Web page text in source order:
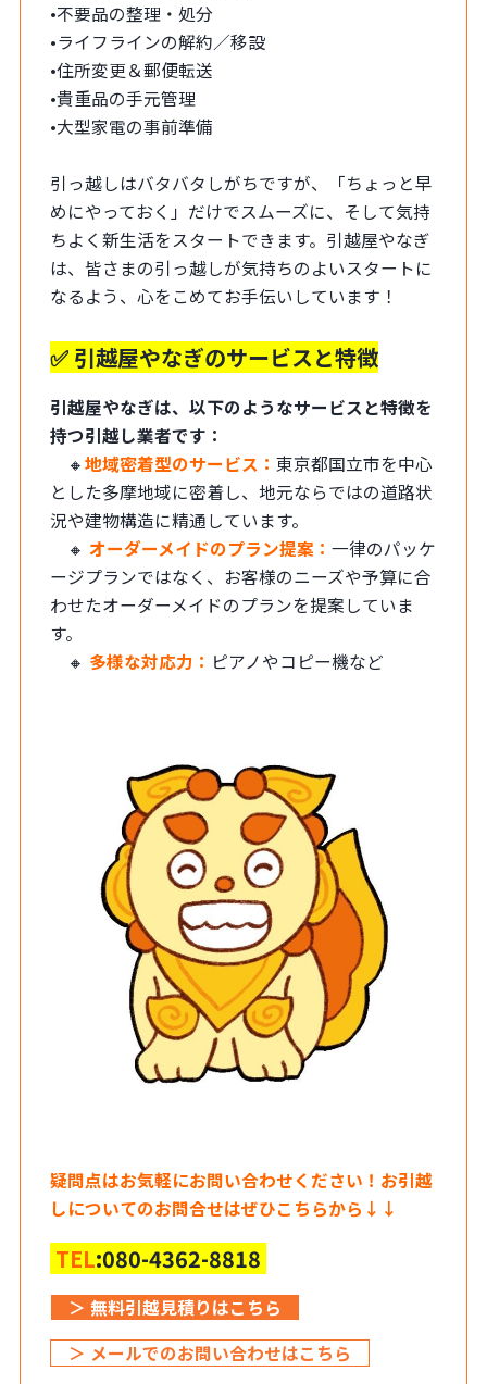
•不要品の整理・処分
•ライフラインの解約／移設
•住所変更＆郵便転送
•貴重品の手元管理
•大型家電の事前準備
引っ越しはバタバタしがちですが、「ちょっと早
めにやっておく」だけでスムーズに、そして気持
ちよく新生活をスタートできます。引越屋やなぎ
は、皆さまの引っ越しが気持ちのよいスタートに
なるよう、心をこめてお手伝いしています！
✅ 引越屋やなぎのサービスと特徴
引越屋やなぎは、以下のようなサービスと特徴を
持つ引越し業者です：
🔸地域密着型のサービス： 東京都国立市を中心
とした多摩地域に密着し、地元ならではの道路状
況や建物構造に精通しています。
🔸 オーダーメイドのプラン提案： 一律のパッケ
ージプランではなく、お客様のニーズや予算に合
わせたオーダーメイドのプランを提案していま
す。
🔸 多様な対応力： ピアノやコピー機など
疑問点はお気軽にお問い合わせください！お引越
しについてのお問合せはぜひこちらから↓↓
TEL:080-4362-8818
＞ 無料引越見積りはこちら
＞ メールでのお問い合わせはこちら